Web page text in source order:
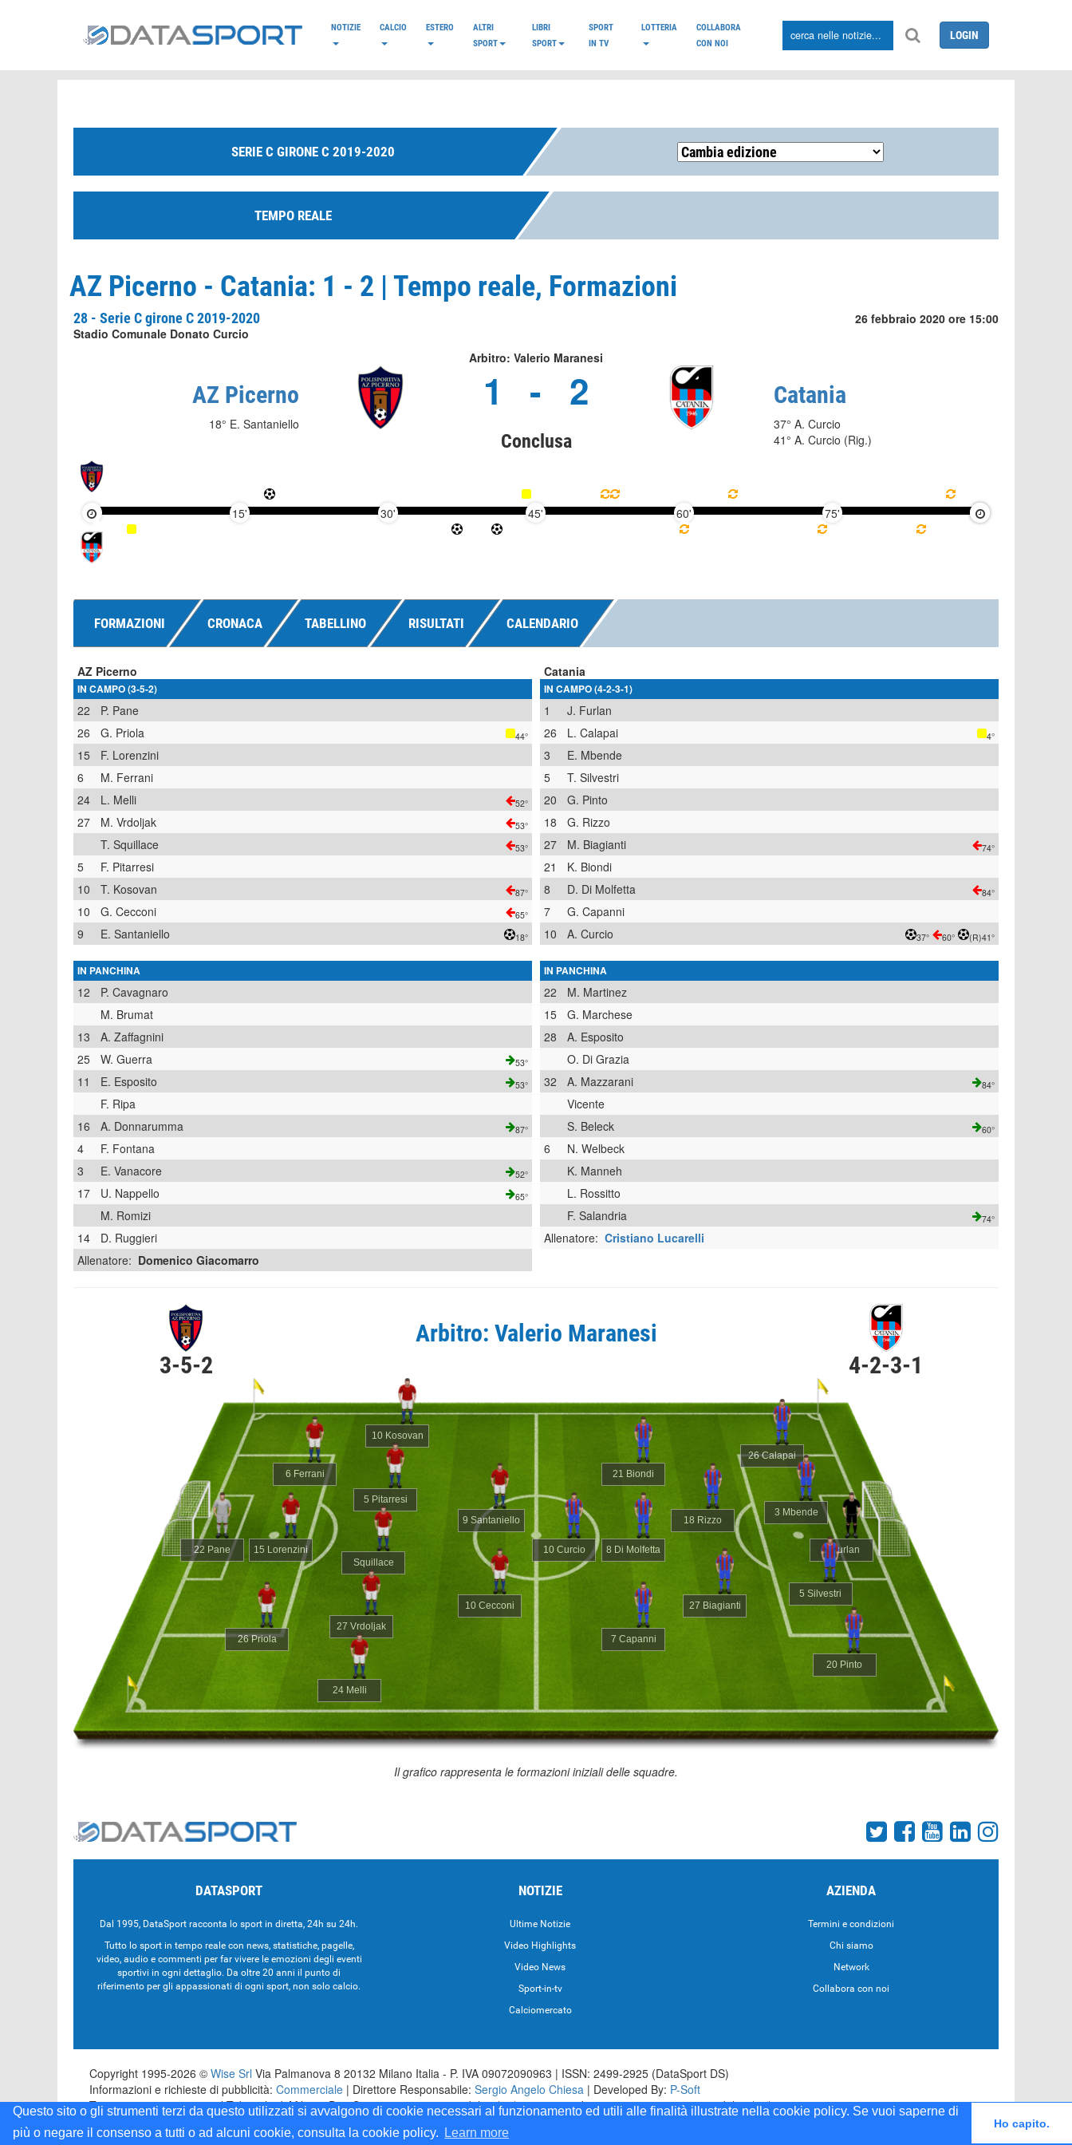
Questo sito o gli strumenti terzi da questo utilizzati si avvalgono di cookie necessari al funzionamento ed utili alle finalità illustrate nella cookie policy. Se vuoi saperne di
più o negare il consenso a tutti o ad alcuni cookie, consulta la cookie policy.
Learn more
Ho capito.
NOTIZIE CALCIO ESTERO
ALTRI
SPORT
LIBRI
SPORT
SPORT
IN TV
LOTTERIA
COLLABORA
CON NOI
LOGIN
SERIE C GIRONE C 2019-2020
TEMPO REALE
AZ Picerno - Catania: 1 - 2 | Tempo reale, Formazioni
28 - Serie C girone C 2019-2020
Stadio Comunale Donato Curcio
26 febbraio 2020 ore 15:00
Arbitro: Valerio Maranesi
AZ Picerno
18° E. Santaniello
1 - 2
Conclusa
Catania
37° A. Curcio
41° A. Curcio (Rig.)
15' 30' 45' 60' 75' 90'
FORMAZIONI CRONACA TABELLINO RISULTATI CALENDARIO
AZ Picerno
IN CAMPO (3-5-2)
22
P. Pane
26
G. Priola 44°
15
F. Lorenzini
6
M. Ferrani
24
L. Melli 52°
27 M. Vrdoljak 53°
T. Squillace 53°
5
F. Pitarresi
10
T. Kosovan 87°
10 G. Cecconi 65°
9 E. Santaniello 18°
IN PANCHINA
12
P. Cavagnaro
M. Brumat
13
A. Zaffagnini
25
W. Guerra 53°
11 E. Esposito 53°
F. Ripa
16
A. Donnarumma 87°
4
F. Fontana
3
E. Vanacore 52°
17 U. Nappello 65°
M. Romizi
14
D. Ruggieri
Allenatore: Domenico Giacomarro
Catania
IN CAMPO (4-2-3-1)
1
J. Furlan
26
L. Calapai 4°
3
E. Mbende
5
T. Silvestri
20
G. Pinto
18
G. Rizzo
27
M. Biagianti 74°
21
K. Biondi
8
D. Di Molfetta 84°
7
G. Capanni
10
A. Curcio 37° 60° (R)41°
IN PANCHINA
22
M. Martinez
15
G. Marchese
28
A. Esposito
O. Di Grazia
32
A. Mazzarani 84°
Vicente
S. Beleck
60°
6
N. Welbeck
K. Manneh
L. Rossitto
F. Salandria
74°
Allenatore: Cristiano Lucarelli
3-5-2
Arbitro: Valerio Maranesi
4-2-3-1
22 Pane 1 Furlan
26 Priola
26 Calapai
15 Lorenzini
3 Mbende
6 Ferrani
5 Silvestri
24 Melli
20 Pinto
27 Vrdoljak
18 Rizzo
Squillace
27 Biagianti
5 Pitarresi
21 Biondi
10 Kosovan
8 Di Molfetta
10 Cecconi
7 Capanni
9 Santaniello
10 Curcio
Il grafico rappresenta le formazioni iniziali delle squadre.
DATASPORT
Dal 1995, DataSport racconta lo sport in diretta, 24h su 24h.
Tutto lo sport in tempo reale con news, statistiche, pagelle,
video, audio e commenti per far vivere le emozioni degli eventi
sportivi in ogni dettaglio. Da oltre 20 anni il punto di
riferimento per gli appassionati di ogni sport, non solo calcio.
NOTIZIE
Ultime Notizie
Video Highlights
Video News
Sport-in-tv
Calciomercato
AZIENDA
Termini e condizioni
Chi siamo
Network
Collabora con noi
Copyright 1995-2026 © Wise Srl Via Palmanova 8 20132 Milano Italia - P. IVA 09072090963 | ISSN: 2499-2925 (DataSport DS)
Informazioni e richieste di pubblicità: Commerciale | Direttore Responsabile: Sergio Angelo Chiesa | Developed By: P-Soft
Testata registrata presso il Tribunale di Milano: DataSport iscrizione n.173 del 30/03/1985 - www.datasport.it iscrizione n.255 del 20/04/2001